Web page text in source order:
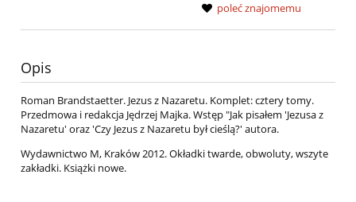
poleć znajomemu
Opis
Roman Brandstaetter. Jezus z Nazaretu. Komplet: cztery tomy.
Przedmowa i redakcja Jędrzej Majka. Wstęp "Jak pisałem 'Jezusa z
Nazaretu' oraz 'Czy Jezus z Nazaretu był cieślą?' autora.
Wydawnictwo M, Kraków 2012. Okładki twarde, obwoluty, wszyte
zakładki. Książki nowe.